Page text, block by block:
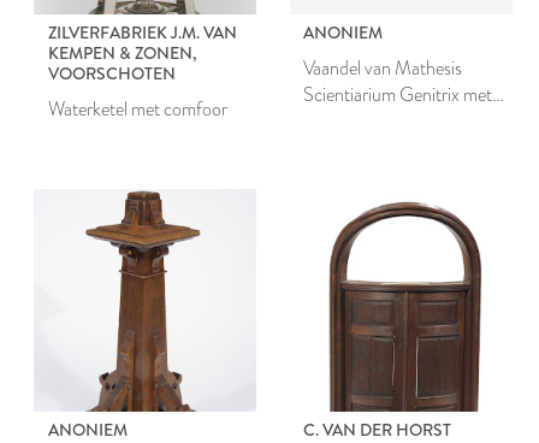
ZILVERFABRIEK J.M. VAN
KEMPEN & ZONEN,
VOORSCHOTEN
Waterketel met comfoor
ANONIEM
Vaandel van Mathesis
Scientiarium Genitrix met
ANONIEM C. VAN DER HORST